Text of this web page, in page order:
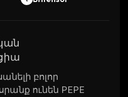
բոլոր
ունեն PEPE